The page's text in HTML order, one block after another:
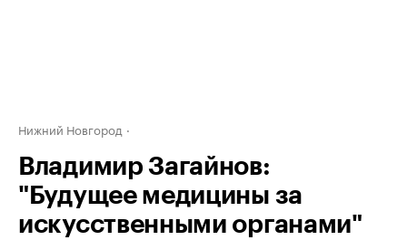
Нижний Новгород
Владимир Загайнов:
"Будущее медицины за
искусственными органами"